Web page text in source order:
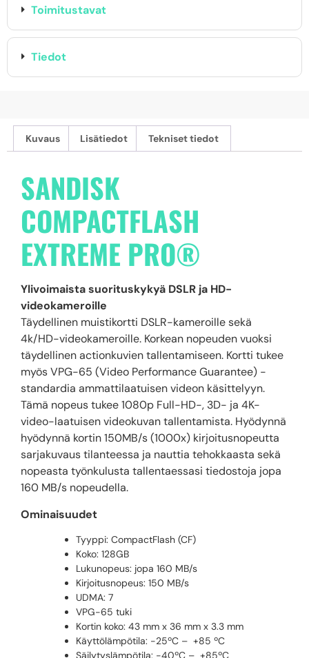
Toimitustavat
Tiedot
Kuvaus Lisätiedot Tekniset tiedot
SANDISK
COMPACTFLASH
EXTREME PRO®
Ylivoimaista suorituskykyä DSLR ja HD-
videokameroille
Täydellinen muistikortti DSLR-kameroille sekä
4k/HD-videokameroille. Korkean nopeuden vuoksi
täydellinen actionkuvien tallentamiseen. Kortti tukee
myös VPG-65 (Video Performance Guarantee) -
standardia ammattilaatuisen videon käsittelyyn.
Tämä nopeus tukee 1080p Full-HD-, 3D- ja 4K-
video-laatuisen videokuvan tallentamista. Hyödynnä
hyödynnä kortin 150MB/s (1000x) kirjoitusnopeutta
sarjakuvaus tilanteessa ja nauttia tehokkaasta sekä
nopeasta työnkulusta tallentaessasi tiedostoja jopa
160 MB/s nopeudella.
Ominaisuudet
Tyyppi: CompactFlash (CF)
Koko: 128GB
Lukunopeus: jopa 160 MB/s
Kirjoitusnopeus: 150 MB/s
UDMA: 7
VPG-65 tuki
Kortin koko: 43 mm x 36 mm x 3.3 mm
Käyttölämpötila: -25ºC – +85 ºC
Säilytyslämpötila: -40ºC – +85ºC